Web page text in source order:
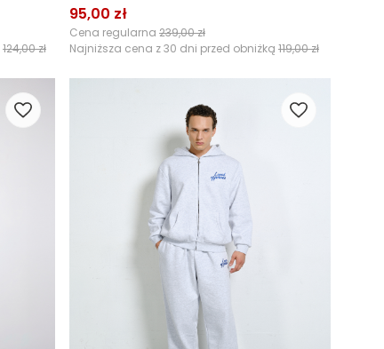
124,00 zł
95,00 zł
Cena regularna 239,00 zł
Najniższa cena z 30 dni przed obniżką 119,00 zł